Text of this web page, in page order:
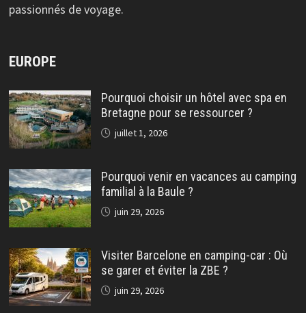
passionnés de voyage.
EUROPE
Pourquoi choisir un hôtel avec spa en
Bretagne pour se ressourcer ?
juillet 1, 2026
Pourquoi venir en vacances au camping
familial à la Baule ?
juin 29, 2026
Visiter Barcelone en camping-car : Où
se garer et éviter la ZBE ?
juin 29, 2026